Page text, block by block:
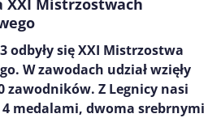
XXI Mistrzostwach
odbyły się XXI Mistrzostwa
W zawodach udział wzięły
zawodników. Z Legnicy nasi
medalami, dwoma srebrnymi